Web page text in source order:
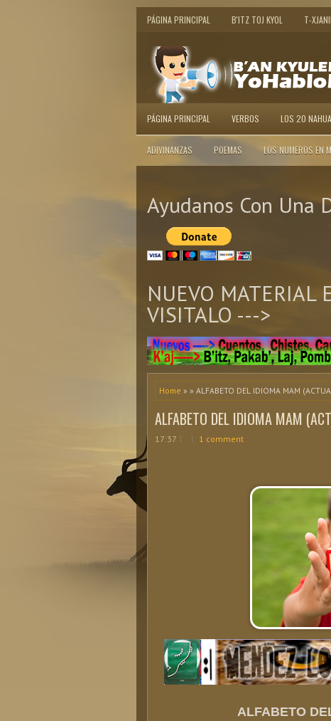
PÁGINA PRINCIPAL B'ITZ TOJ KYOL T-
PÁGINA PRINCIPAL VERBOS LOS 20
ADIVINANZAS POEMAS LOS NUMEROS EN
Ayudanos Con Una
NUEVO MATERIAL
VISITALO --->
Home » » ALFABETO DEL IDIOMA MAM
ALFABETO DEL IDIOMA MAM
17:37 1 comment
ALFABETO